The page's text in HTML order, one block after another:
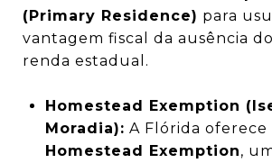
(Primary Residence) para
vantagem fiscal da ausência
renda estadual.
Homestead Exemption
Moradia): A Flórida oferece
Homestead Exemption,